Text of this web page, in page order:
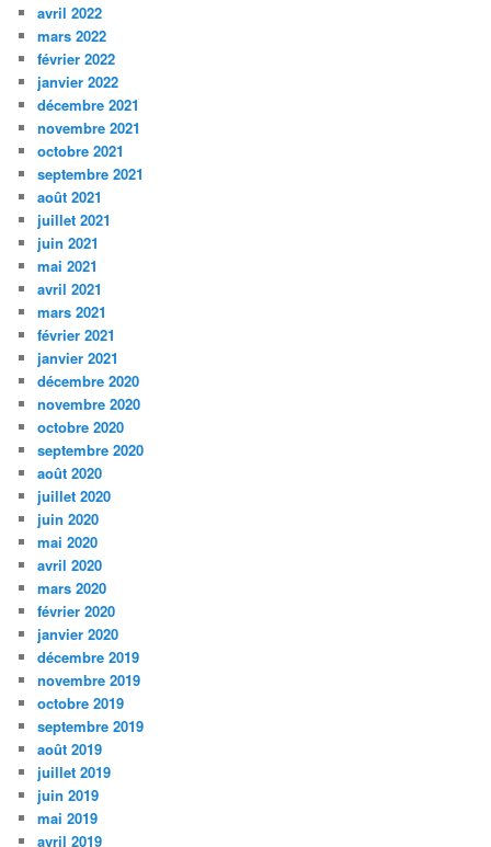
avril 2022
mars 2022
février 2022
janvier 2022
décembre 2021
novembre 2021
octobre 2021
septembre 2021
août 2021
juillet 2021
juin 2021
mai 2021
avril 2021
mars 2021
février 2021
janvier 2021
décembre 2020
novembre 2020
octobre 2020
septembre 2020
août 2020
juillet 2020
juin 2020
mai 2020
avril 2020
mars 2020
février 2020
janvier 2020
décembre 2019
novembre 2019
octobre 2019
septembre 2019
août 2019
juillet 2019
juin 2019
mai 2019
avril 2019